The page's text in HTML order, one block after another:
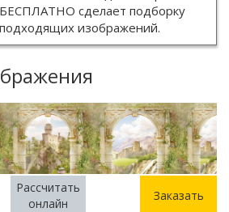
БЕСПЛАТНО сделает подборку
подходящих изображений.
Рассчитать
онлайн
Заказать